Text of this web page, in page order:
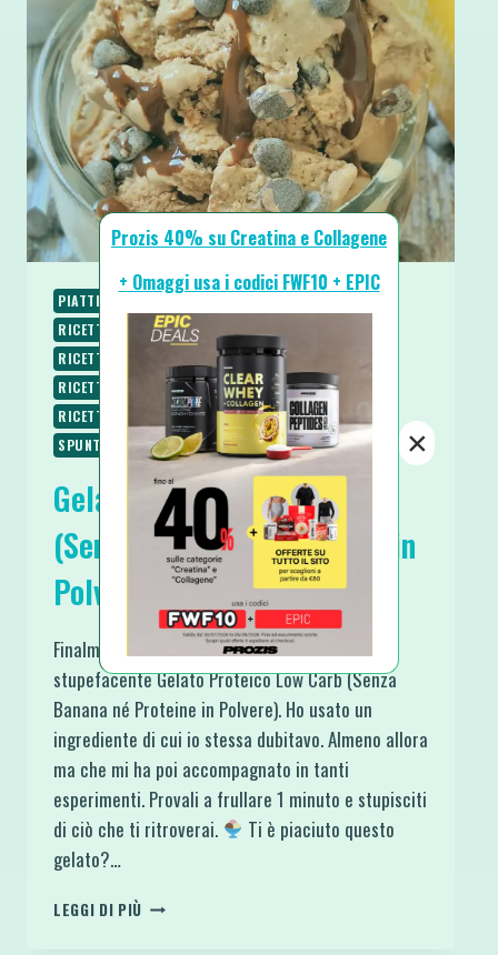
PIATTI FREDDI
RICETTE DOLCI
RICETTE LOW CARB
RICETTE PROTEICHE
RICETTE SENZA BURRO
RICETTE SENZA COTTURA
RICETTE SENZA GLUTINE
RICETTE SENZA UOVA
RICETTE SENZA ZUCCHERO
SPUNTINI E SNACKS
Gelato Proteico Low Carb
(Senza Banana né Proteine in
Polvere)
Finalmente dopo 4 anni pubblico questo
stupefacente Gelato Proteico Low Carb (Senza
Banana né Proteine in Polvere). Ho usato un
ingrediente di cui io stessa dubitavo. Almeno allora
ma che mi ha poi accompagnato in tanti
esperimenti. Provali a frullare 1 minuto e stupisciti
di ciò che ti ritroverai.
Ti è piaciuto questo
gelato?…
LEGGI DI PIÙ GELATO
Prozis 40% su Creatina e Collagene
+ Omaggi usa i codici FWF10 + EPIC
×